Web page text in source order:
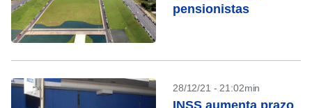
pensionistas
28/12/21 - 21:02min
INSS aumenta prazo